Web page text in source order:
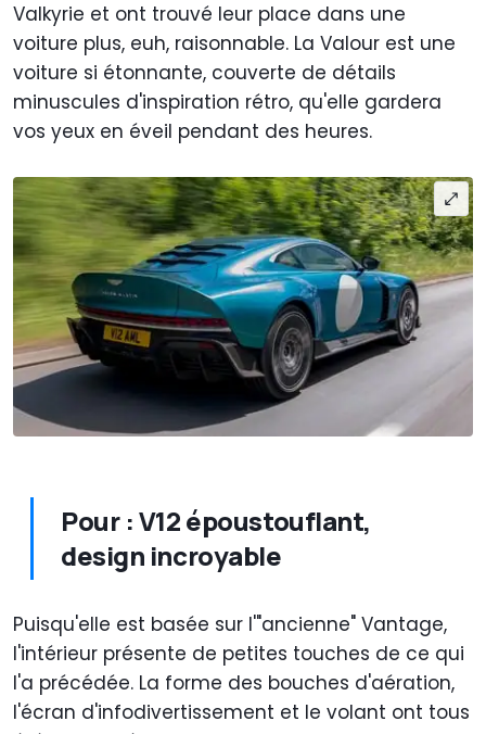
Valkyrie et ont trouvé leur place dans une
voiture plus, euh, raisonnable. La Valour est une
voiture si étonnante, couverte de détails
minuscules d'inspiration rétro, qu'elle gardera
vos yeux en éveil pendant des heures.
Pour : V12 époustouflant,
design incroyable
Puisqu'elle est basée sur l'"ancienne" Vantage,
l'intérieur présente de petites touches de ce qui
l'a précédée. La forme des bouches d'aération,
l'écran d'infodivertissement et le volant ont tous